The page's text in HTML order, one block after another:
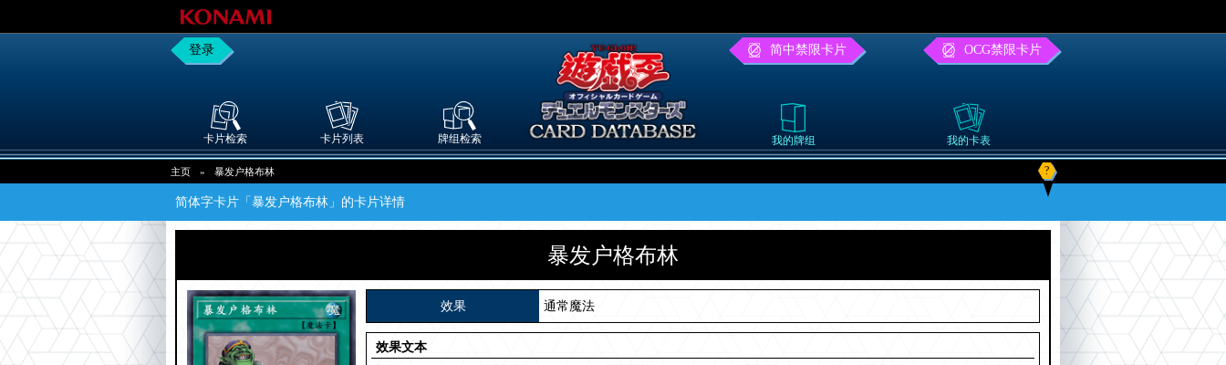
登录 简中禁限卡片 OCG禁限卡片
卡片检索 卡片列表 牌组检索 我的牌组 我的卡表
主页 » 暴发户格布林 ?
简体字卡片「暴发户格布林」的卡片详情
暴发户格布林
效果 通常魔法
效果文本